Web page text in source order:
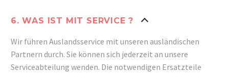
6. WAS IST MIT SERVICE ?
Wir führen Auslandsservice mit unseren ausländischen
Partnern durch. Sie können sich jederzeit an unsere
Serviceabteilung wenden. Die notwendigen Ersatzteile